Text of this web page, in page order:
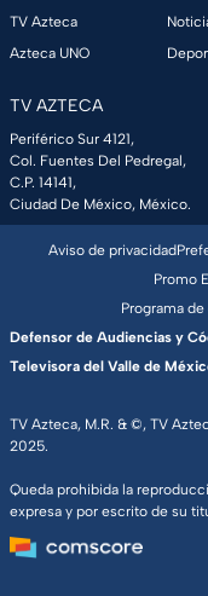
TV Azteca
Azteca UNO
TV AZTECA
Periférico Sur 4121,
Col. Fuentes Del Pedregal,
C.P. 14141,
Ciudad De México, México.
TV Azteca, M.R. & ©, TV
2025.
Queda prohibida la
expresa y por escrito de su
Aviso de privacidad
Promo
Programa
Defensor de Audiencias y
Televisora del Valle de